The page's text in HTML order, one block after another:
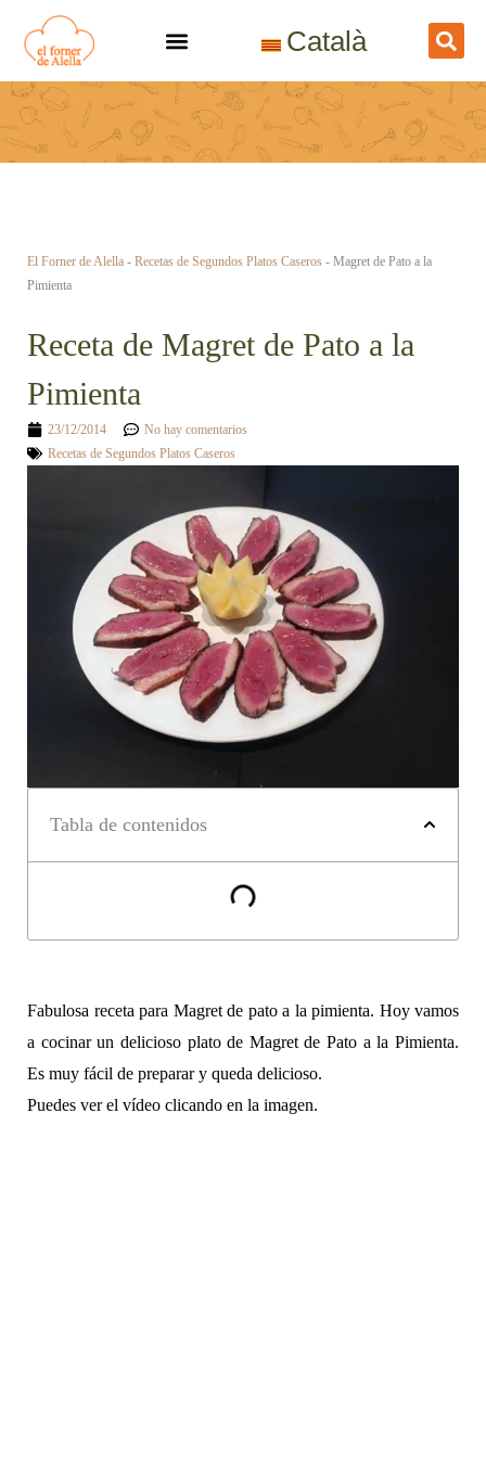
contenido
Català
El Forner de Alella - Recetas de Segundos Platos Caseros - Magret de Pato a la
Pimienta
Receta de Magret de Pato a la
Pimienta
23/12/2014
No hay comentarios
Recetas de Segundos Platos Caseros
Tabla de contenidos
Fabulosa receta para Magret de pato a la pimienta. Hoy vamos
a cocinar un delicioso plato de Magret de Pato a la Pimienta.
Es muy fácil de preparar y queda delicioso.
Puedes ver el vídeo clicando en la imagen.